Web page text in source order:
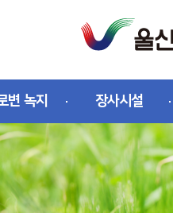
변 녹지 장사시설